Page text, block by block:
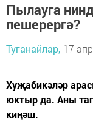
Пылауга
пешерергә?
Туганайлар, 17
Хуҗабикәләр
юктыр да. Аны
киңәш.